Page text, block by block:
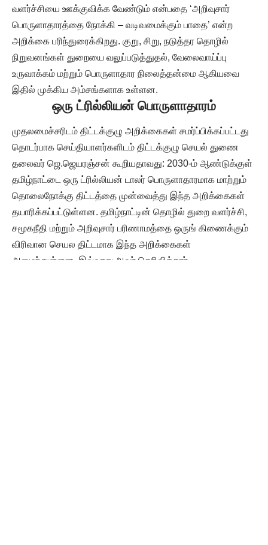
வளர்ச்சியை ஊக்குவிக்க வேண்டும் என்பதை ‘அறிவுசார்
பொருளாதாரத்தை நோக்கி – வடிவமைக்கும் பாதை’ என்ற
அறிக்கை பரிந்துரைக்கிறது. குறு, சிறு, நடுத்தர தொழில்
நிறுவனங்கள் துறையை வலுப்படுத்துதல், வேலைவாய்ப்பு
உருவாக்கம் மற்றும் பொருளாதார நிலைத்தன்மை ஆகியவை
இதில் முக்கிய அம்சங்களாக உள்ளன.
ஒரு ட்ரில்லியன் பொருளாதாரம்
முதலமைச்சரிடம் திட்டக்குழு அறிக்கைகள் சமர்ப்பிக்கப்பட்டது
தொடர்பாக செய்தியாளர்களிடம் திட்டக்குழு செயல் துணை
தலைவர் ஜெ.ஜெயரஞ்சன் கூறியதாவது: 2030-ம் ஆண்டுக்குள்
தமிழ்நாட்டை ஒரு ட்ரில்லியன் டாலர் பொருளாதாரமாக மாற்றும்
தொலைநோக்கு திட்டத்தை முன்வைத்து இந்த அறிக்கைகள்
தயாரிக்கப்பட்டுள்ளன. தமிழ்நாட்டின் தொழில் துறை வளர்ச்சி,
சமூகநீதி மற்றும் அறிவுசார் பரிணாமத்தை ஒருங் கிணைக்கும்
விரிவான செயல திட்டமாக இந்த அறிக்கைகள்
அமைந்துள்ளன. இவ்வாறு அவர் தெரிவித்தார்.